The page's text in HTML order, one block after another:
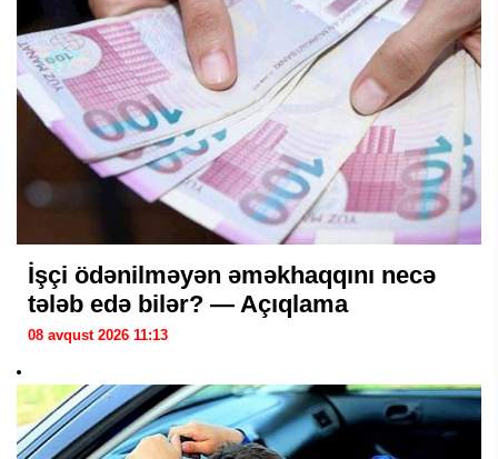
İşçi ödənilməyən əməkhaqqını necə
tələb edə bilər? — Açıqlama
08 avqust 2026 11:13